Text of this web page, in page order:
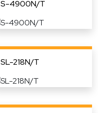
S-4900N/T
SL-218N/T